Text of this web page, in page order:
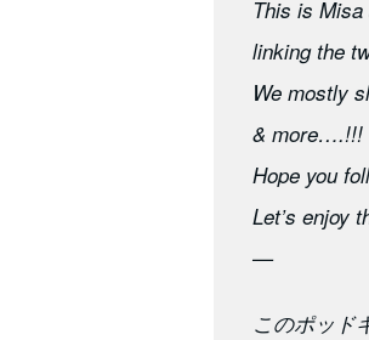
This is Misa
linking the
We mostly
& more….!!!
Hope you
Let’s enjoy
—
このポッド